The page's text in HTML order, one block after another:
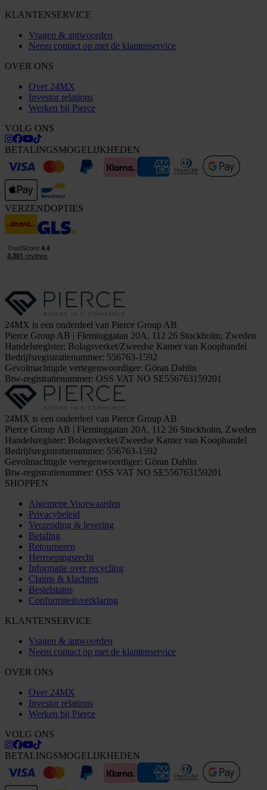
KLANTENSERVICE
Vragen & antwoorden
Neem contact op met de klantenservice
OVER ONS
Over 24MX
Investor relations
Werken bij Pierce
VOLG ONS
BETALINGSMOGELIJKHEDEN
VERZENDOPTIES
24MX is een onderdeel van Pierce Group AB
Pierce Group AB | Fleminggatan 20A, 112 26 Stockholm, Zweden
Handelsregister: Bolagsverket/Zweedse Kamer van Koophandel
Bedrijfsregistratienummer: 556763-1592
Gevolmachtigde vertegenwoordiger: Göran Dahlin
Btw-registratienummer: OSS VAT NO SE556763159201
24MX is een onderdeel van Pierce Group AB
Pierce Group AB | Fleminggatan 20A, 112 26 Stockholm, Zweden
Handelsregister: Bolagsverket/Zweedse Kamer van Koophandel
Bedrijfsregistratienummer: 556763-1592
Gevolmachtigde vertegenwoordiger: Göran Dahlin
Btw-registratienummer: OSS VAT NO SE556763159201
SHOPPEN
Algemene Voorwaarden
Privacybeleid
Verzending & levering
Betaling
Retourneren
Herroepingsrecht
Informatie over recycling
Claims & klachten
Bestelstatus
Conformiteitsverklaring
KLANTENSERVICE
Vragen & antwoorden
Neem contact op met de klantenservice
OVER ONS
Over 24MX
Investor relations
Werken bij Pierce
VOLG ONS
BETALINGSMOGELIJKHEDEN